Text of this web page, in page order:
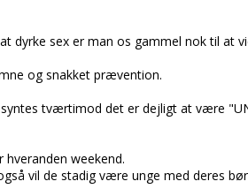
dyrke sex er man os gammel nok til at
og snakket prævention.
syntes tværtimod det er dejligt at være
weekend.
vil de stadig være unge med deres